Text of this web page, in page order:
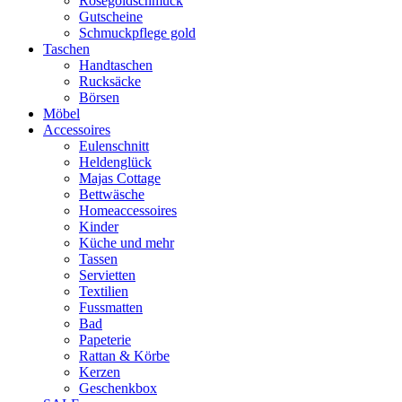
Gutscheine
Schmuckpflege gold
Taschen
Handtaschen
Rucksäcke
Börsen
Möbel
Accessoires
Eulenschnitt
Heldenglück
Majas Cottage
Bettwäsche
Homeaccessoires
Kinder
Küche und mehr
Tassen
Servietten
Textilien
Fussmatten
Bad
Papeterie
Rattan & Körbe
Kerzen
Geschenkbox